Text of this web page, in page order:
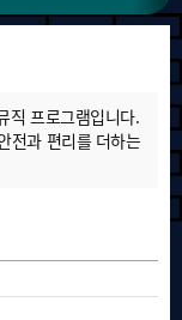
직 프로그램입니다.
전과 편리를 더하는